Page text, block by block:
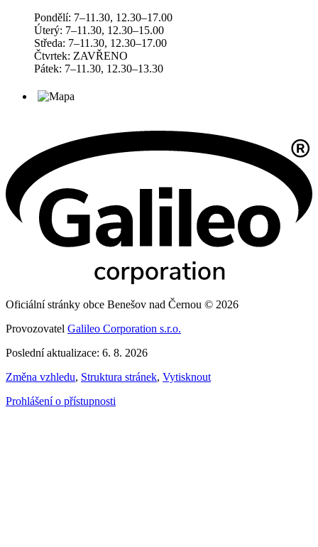
Pondělí: 7–11.30, 12.30–17.00
Úterý: 7–11.30, 12.30–15.00
Středa: 7–11.30, 12.30–17.00
Čtvrtek: ZAVŘENO
Pátek: 7–11.30, 12.30–13.30
Oficiální stránky obce Benešov nad Černou © 2026
Provozovatel Galileo Corporation s.r.o.
Poslední aktualizace: 6. 8. 2026
Změna vzhledu, Struktura stránek, Vytisknout
Prohlášení o přístupnosti